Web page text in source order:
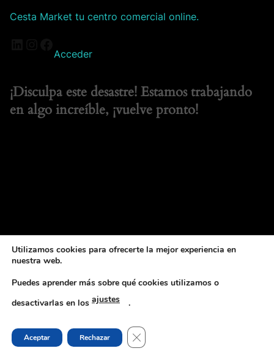
Cesta Market tu centro comercial online.
Acceder
¡Disculpa este desastre! Estamos trabajando
en algo increíble, ¡vuelve pronto!
Utilizamos cookies para ofrecerte la mejor experiencia en
nuestra web.
Puedes aprender más sobre qué cookies utilizamos o
desactivarlas en los ajustes .
Aceptar Rechazar CERRAR EL BANNER DE